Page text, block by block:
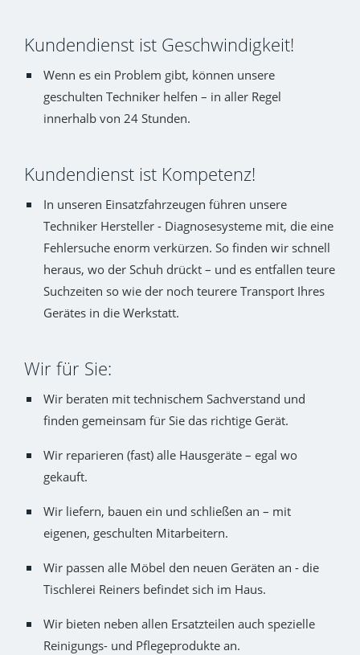
Kundendienst ist Geschwindigkeit!
Wenn es ein Problem gibt, können unsere
geschulten Techniker helfen – in aller Regel
innerhalb von 24 Stunden.
Kundendienst ist Kompetenz!
In unseren Einsatzfahrzeugen führen unsere
Techniker Hersteller - Diagnosesysteme mit, die eine
Fehlersuche enorm verkürzen. So finden wir schnell
heraus, wo der Schuh drückt – und es entfallen teure
Suchzeiten so wie der noch teurere Transport Ihres
Gerätes in die Werkstatt.
Wir für Sie:
Wir beraten mit technischem Sachverstand und
finden gemeinsam für Sie das richtige Gerät.
Wir reparieren (fast) alle Hausgeräte – egal wo
gekauft.
Wir liefern, bauen ein und schließen an – mit
eigenen, geschulten Mitarbeitern.
Wir passen alle Möbel den neuen Geräten an - die
Tischlerei Reiners befindet sich im Haus.
Wir bieten neben allen Ersatzteilen auch spezielle
Reinigungs- und Pflegeprodukte an.